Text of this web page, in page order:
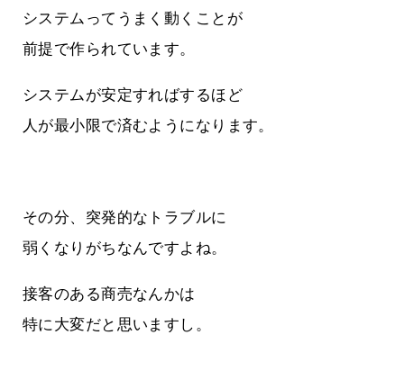
システムってうまく動くことが
前提で作られています。
システムが安定すればするほど
人が最小限で済むようになります。
その分、突発的なトラブルに
弱くなりがちなんですよね。
接客のある商売なんかは
特に大変だと思いますし。